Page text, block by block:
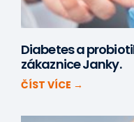
Diabetes a
zákaznice Janky.
ČÍST VÍCE →